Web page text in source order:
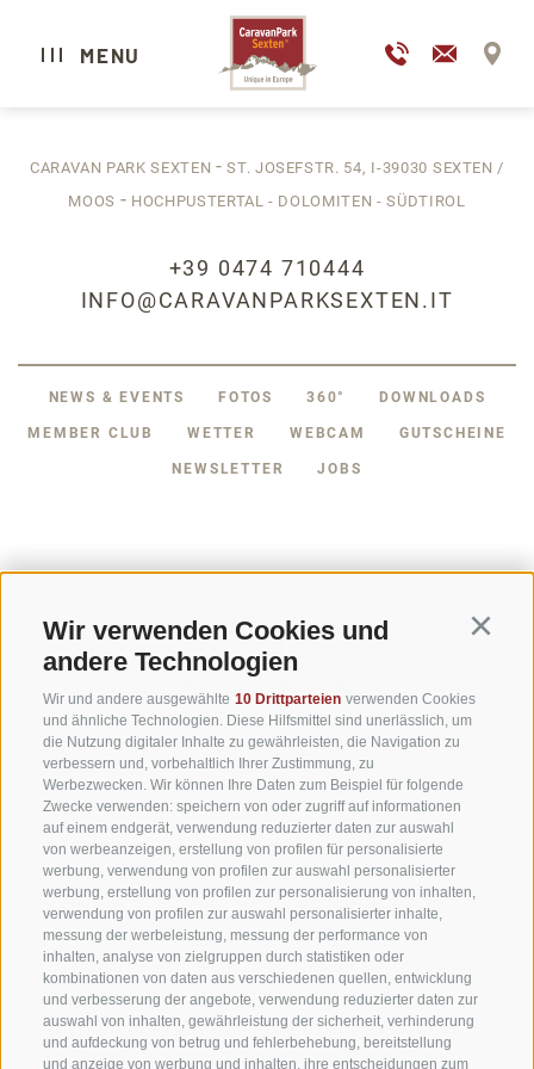
Wir verwenden Cookies und
andere Technologien
Wir und andere ausgewählte 10 Drittparteien verwenden Cookies
und ähnliche Technologien. Diese Hilfsmittel sind unerlässlich, um
die Nutzung digitaler Inhalte zu gewährleisten, die Navigation zu
verbessern und, vorbehaltlich Ihrer Zustimmung, zu
Werbezwecken. Wir können Ihre Daten zum Beispiel für folgende
Zwecke verwenden: speichern von oder zugriff auf informationen
auf einem endgerät, verwendung reduzierter daten zur auswahl
von werbeanzeigen, erstellung von profilen für personalisierte
werbung, verwendung von profilen zur auswahl personalisierter
werbung, erstellung von profilen zur personalisierung von inhalten,
verwendung von profilen zur auswahl personalisierter inhalte,
messung der werbeleistung, messung der performance von
inhalten, analyse von zielgruppen durch statistiken oder
kombinationen von daten aus verschiedenen quellen, entwicklung
und verbesserung der angebote, verwendung reduzierter daten zur
auswahl von inhalten, gewährleistung der sicherheit, verhinderung
und aufdeckung von betrug und fehlerbehebung, bereitstellung
und anzeige von werbung und inhalten, ihre entscheidungen zum
MENU
IT EN
CARAVAN PARK SEXTEN
CAMPING
GLAMPING
HOTEL
RESTAURANTS
SEXTEN ERLEBEN
CARAVAN PARK SEXTEN - ST. JOSEFSTR. 54, I-39030 SEXTEN /
MOOS - HOCHPUSTERTAL - DOLOMITEN - SÜDTIROL
+39 0474 710444
INFO@CARAVANPARKSEXTEN.IT
NEWS & EVENTS FOTOS 360° DOWNLOADS
MEMBER CLUB WETTER WEBCAM GUTSCHEINE
NEWSLETTER JOBS
Teil der alpinen Welt3 Zinnen Dolomiten
Rund um das markanteste Monument des UNESCO Welterbes
Dolomiten liegt eine einzigartige alpine Welt. Ihre
Überschaubarkeit und Erlebnisdichte, die Nähe zu Dörfern und
imposanten Naturkulissen und die ortsverwurzelten Menschen
mit ihrer eindrucksvollen alpinen Geschichte machen aus dieser
Region ein Alpinerlebnis für Menschen, deren Herz für die Berge
schlägt.